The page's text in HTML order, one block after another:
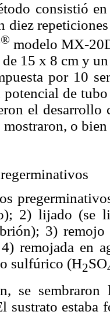
consistió
diez
® modelo MX-
15 x 8 cm y
por 10
potencial de
el desarrollo
o bien
2) lijado (se
3) remojo
remojada en
sulfúrico (H2SO
se
sustrato estaba